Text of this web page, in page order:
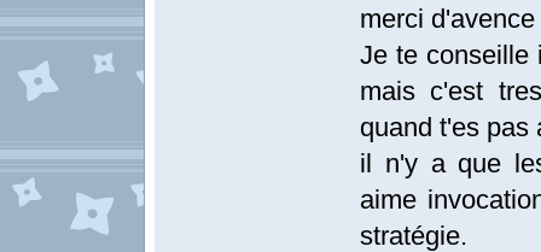
merci d'avence
Je te conseille
mais c'est
quand t'es pas
il n'y a que
aime
stratégie.